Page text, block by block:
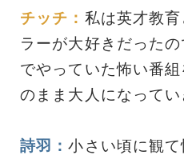
チッチ： 私は英才教
ラーが大好きだった
でやっていた怖い番
のまま大人になってい
詩羽：小さい頃に観